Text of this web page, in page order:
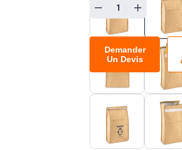
Demander
Un Devis